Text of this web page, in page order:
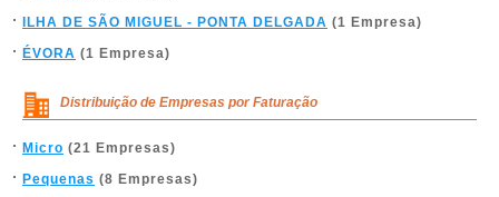
ILHA DE SÃO MIGUEL - PONTA DELGADA (1 Empresa)
ÉVORA (1 Empresa)
Distribuição de Empresas por Faturação
Micro (21 Empresas)
Pequenas (8 Empresas)